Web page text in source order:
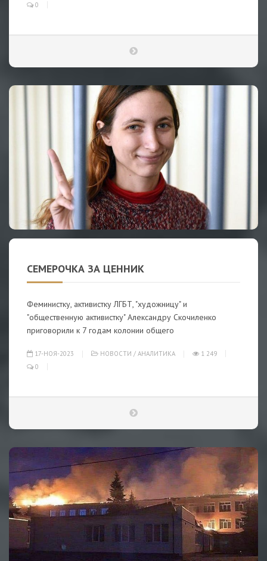
0
СЕМЕРОЧКА ЗА ЦЕННИК
Феминистку, активистку ЛГБТ, "художницу" и
"общественную активистку" Александру Скочиленко
приговорили к 7 годам колонии общего
17-НОЯ-2023 НОВОСТИ / АНАЛИТИКА
1 249
0